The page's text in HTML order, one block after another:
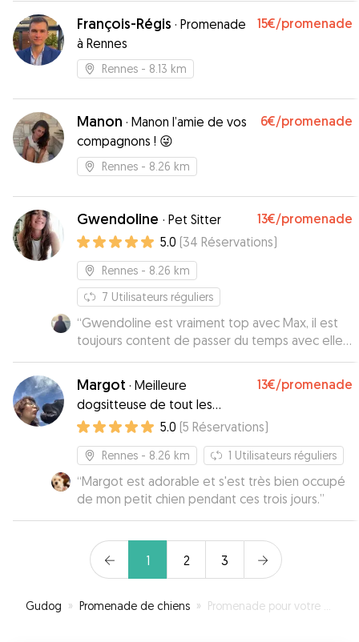
François-Régis · Promenade
à Rennes
15€/promenade
Rennes - 8.13 km
Manon · Manon l’amie de vos
compagnons ! 😜
6€/promenade
Rennes - 8.26 km
Gwendoline · Pet Sitter 13€/promenade
5.0 (34 Réservations)
Rennes - 8.26 km
7 Utilisateurs réguliers
“Gwendoline est vraiment top avec Max, il est
toujours content de passer du temps avec elle.
Je recommande ++ ses services”
Margot · Meilleure
dogsitteuse de tout les
temps (testée et approuvée)
13€/promenade
5.0 (5 Réservations)
Rennes - 8.26 km 1 Utilisateurs réguliers
“Margot est adorable et s'est très bien occupé
de mon petit chien pendant ces trois jours.”
1 2 3
Gudog » Promenade de chiens » Promenade pour votre chien à Betton